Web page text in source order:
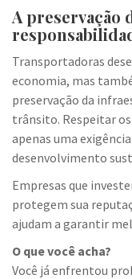
A preservação
Transportadoras
economia, mas
preservação da
trânsito. Respeitar
apenas uma
desenvolvimento
Empresas que
protegem sua
ajudam a garantir
O que você acha?
Você já enfrentou